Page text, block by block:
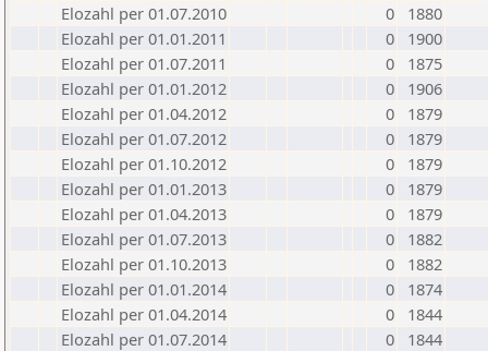
Elozahl per 01.07.2010
0
1880
Elozahl per 01.01.2011
0
1900
Elozahl per 01.07.2011
0
1875
Elozahl per 01.01.2012
0
1906
Elozahl per 01.04.2012
0
1879
Elozahl per 01.07.2012
0
1879
Elozahl per 01.10.2012
0
1879
Elozahl per 01.01.2013
0
1879
Elozahl per 01.04.2013
0
1879
Elozahl per 01.07.2013
0
1882
Elozahl per 01.10.2013
0
1882
Elozahl per 01.01.2014
0
1874
Elozahl per 01.04.2014
0
1844
Elozahl per 01.07.2014
0
1844